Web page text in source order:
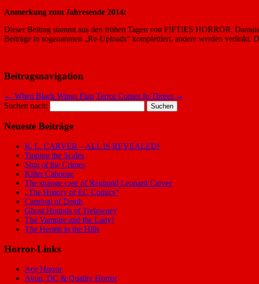
Anmerkung zum Jahresende 2014:
Dieser Beitrag stammt aus den frühen Tagen von FIFTIES HORROR.
Beiträge in sogenannten „Re-Uploads“ komplettiert, andere werden verlinkt.
Beitragsnavigation
← When Black Wings Flap Terror Comes In Threes →
Suchen nach:
Neueste Beiträge
R. L. CARVER – ALL IS REVEALED!
Tipping the Scales
Sign of the Crimes
Killer Caboose
The strange case of Reginald Leonard Carver
„The History of EC Comics“
Carnival of Death
Ghost Hounds of Trelawney
The Vampire and the Lady!
The Hermit in the Hills
Horror-Links
Ace Horror
Avon, DC & Quality Horror